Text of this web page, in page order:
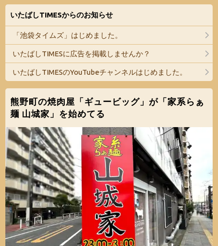
いたばしTIMESからのお知らせ
「池袋タイムズ」はじめました。
いたばしTIMESに広告を掲載しませんか？
いたばしTIMESのYouTubeチャンネルはじめました。
熊野町の焼肉屋「ギュービッグ」が「家系らぁ
麺 山城家」を始めてる